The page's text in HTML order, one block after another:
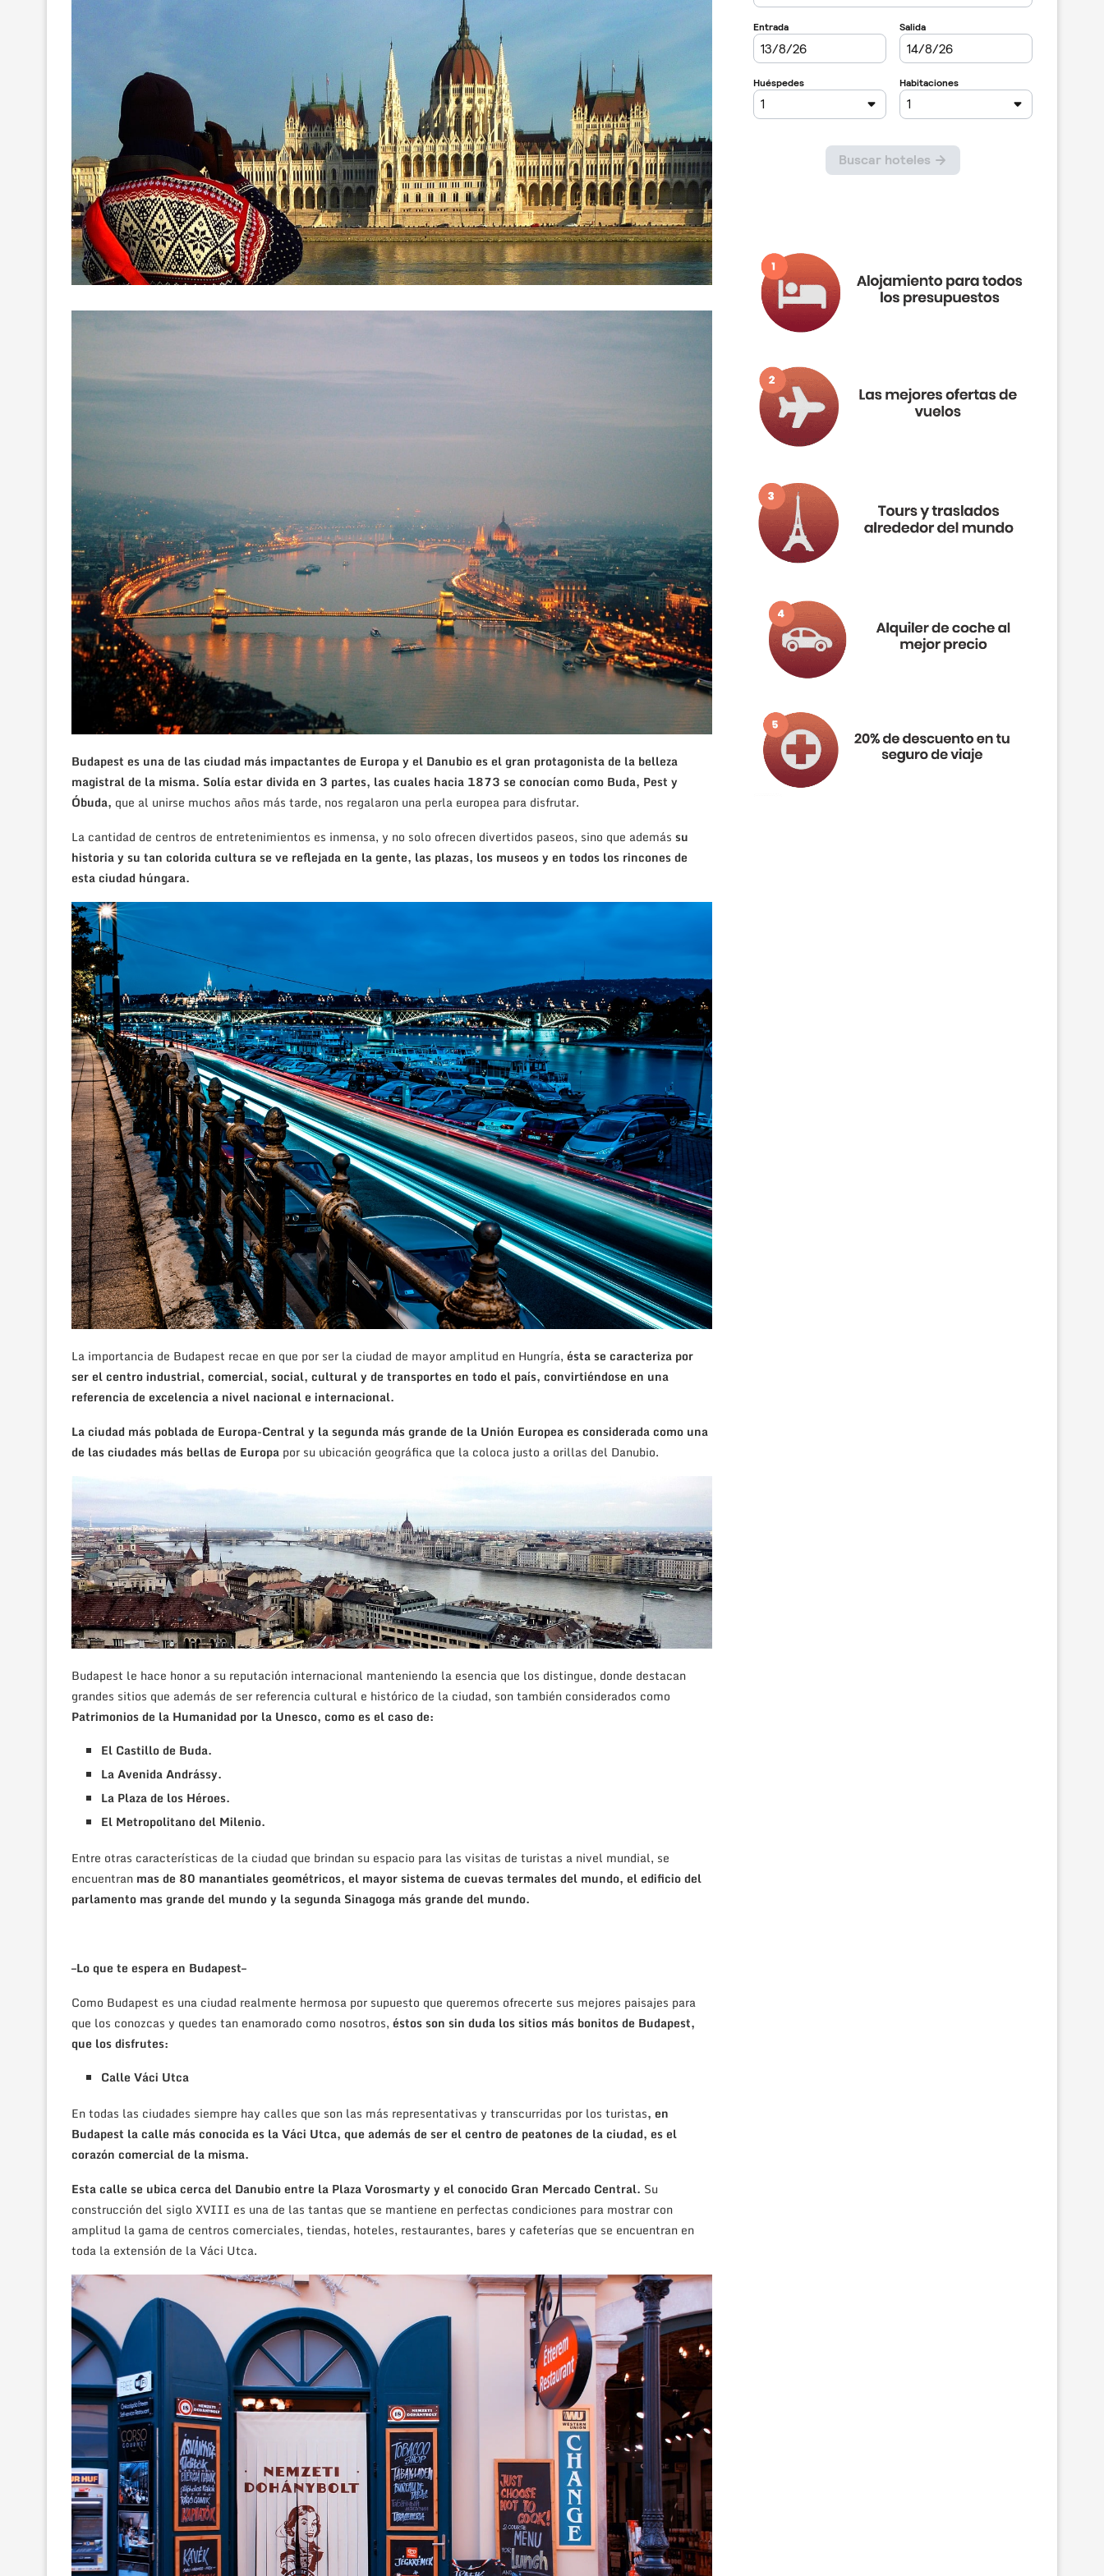
Budapest es una de las ciudad más impactantes de Europa y el Danubio es el gran protagonista de la belleza
magistral de la misma. Solía estar divida en 3 partes, las cuales hacia 1873 se conocían como Buda, Pest y
Óbuda, que al unirse muchos años más tarde, nos regalaron una perla europea para disfrutar.
La cantidad de centros de entretenimientos es inmensa, y no solo ofrecen divertidos paseos, sino que además su
historia y su tan colorida cultura se ve reflejada en la gente, las plazas, los museos y en todos los rincones de
esta ciudad húngara.
La importancia de Budapest recae en que por ser la ciudad de mayor amplitud en Hungría, ésta se caracteriza por
ser el centro industrial, comercial, social, cultural y de transportes en todo el país, convirtiéndose en una
referencia de excelencia a nivel nacional e internacional.
La ciudad más poblada de Europa-Central y la segunda más grande de la Unión Europea es considerada como una
de las ciudades más bellas de Europa por su ubicación geográfica que la coloca justo a orillas del Danubio.
Budapest le hace honor a su reputación internacional manteniendo la esencia que los distingue, donde destacan
grandes sitios que además de ser referencia cultural e histórico de la ciudad, son también considerados como
Patrimonios de la Humanidad por la Unesco, como es el caso de:
El Castillo de Buda.
La Avenida Andrássy.
La Plaza de los Héroes.
El Metropolitano del Milenio.
Entre otras características de la ciudad que brindan su espacio para las visitas de turistas a nivel mundial, se
encuentran mas de 80 manantiales geométricos, el mayor sistema de cuevas termales del mundo, el edificio del
parlamento mas grande del mundo y la segunda Sinagoga más grande del mundo.
–Lo que te espera en Budapest–
Como Budapest es una ciudad realmente hermosa por supuesto que queremos ofrecerte sus mejores paisajes para
que los conozcas y quedes tan enamorado como nosotros, éstos son sin duda los sitios más bonitos de Budapest,
que los disfrutes:
Calle Váci Utca
En todas las ciudades siempre hay calles que son las más representativas y transcurridas por los turistas, en
Budapest la calle más conocida es la Váci Utca, que además de ser el centro de peatones de la ciudad, es el
corazón comercial de la misma.
Esta calle se ubica cerca del Danubio entre la Plaza Vorosmarty y el conocido Gran Mercado Central. Su
construcción del siglo XVIII es una de las tantas que se mantiene en perfectas condiciones para mostrar con
amplitud la gama de centros comerciales, tiendas, hoteles, restaurantes, bares y cafeterías que se encuentran en
toda la extensión de la Váci Utca.